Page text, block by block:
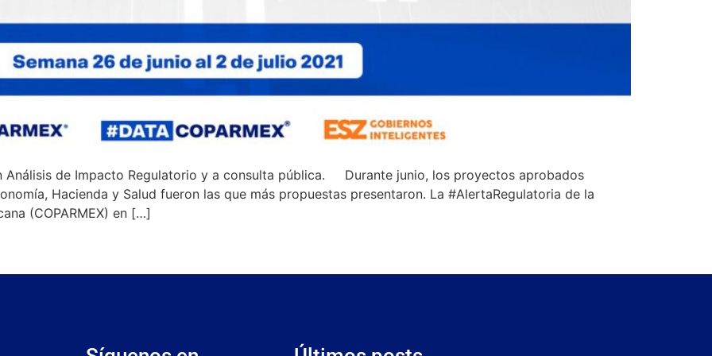
de Impacto Regulatorio y a consulta pública. Durante junio, los proyectos aprobados
Hacienda y Salud fueron las que más propuestas presentaron. La #AlertaRegulatoria de la
(COPARMEX) en […]